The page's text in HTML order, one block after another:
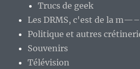
Trucs de geek
Les DRMS, c'est de la
Politique et autres
Souvenirs
Télévision